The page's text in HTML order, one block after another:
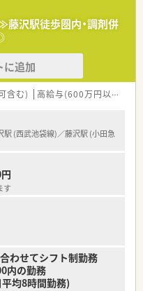
。
職率も高く、ライフステージ
れます。
で、事務スタッフによるピッ
ます。
在籍しており、時短勤務制度
も、充実した研修制度を通じ
います。
、それぞれの経験を活かして
ます。
ながら、在宅医療など地域に
チカの店舗で無理なく通勤し
。
ています。
藤沢駅徒歩圏内・調剤併
に追加
含む) 高給与(600万円以上)
(西武池袋線)／藤沢駅 (小田急
す
わせてシフト制勤務
内の勤務
均8時間勤務)